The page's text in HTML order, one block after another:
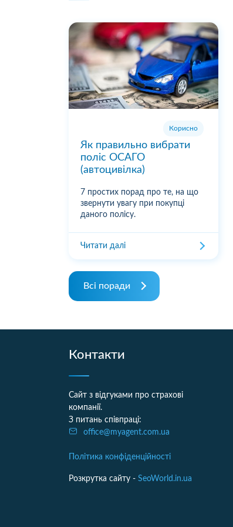
Корисно
Як правильно вибрати
поліс ОСАГО
(автоцивілка)
7 простих порад про те, на що
звернути увагу при покупці
даного полісу.
Читати далі
Всі поради
Контакти
Сайт з відгуками про страхові
компанії.
З питань співпраці:
office@myagent.com.ua
Політика конфіденційності
Розкрутка сайту - SeoWorld.in.ua